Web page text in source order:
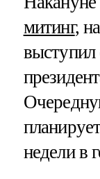
митинг,
выступил
недели в